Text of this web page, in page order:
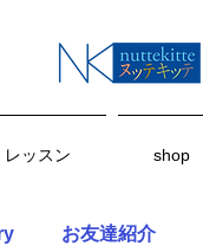
レッスン shop
お友達紹介